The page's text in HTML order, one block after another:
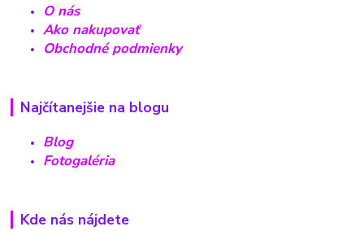
O nás
Ako nakupovať
Obchodné podmienky
Najčítanejšie na blogu
Blog
Fotogaléria
Kde nás nájdete